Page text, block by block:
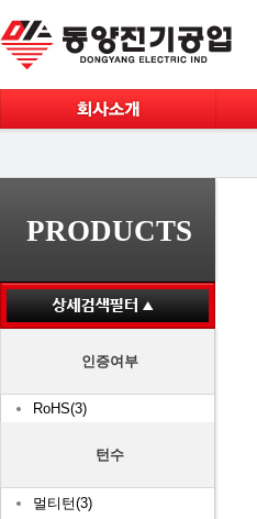
PRODUCTS
인증여부
RoHS(3)
턴수
멀티턴(3)